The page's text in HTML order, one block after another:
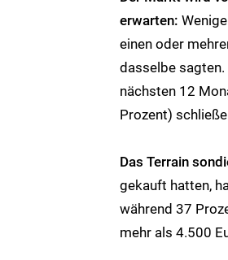
erwarten:
einen oder
dasselbe
nächsten 12
Prozent)
Das Terrain
gekauft hatten,
während 37
mehr als 4.500